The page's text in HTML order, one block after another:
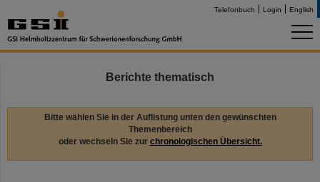
Telefonbuch Login English
Berichte thematisch
Bitte wählen Sie in der Auflistung unten den gewünschten
Themenbereich
oder wechseln Sie zur chronologischen Übersicht.